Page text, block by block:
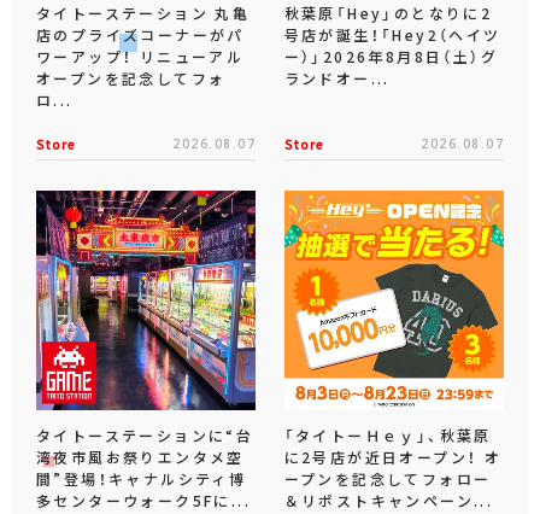
タイトーステーション 丸亀
店のプライズコーナーがパ
ワーアップ！ リニューアル
オープンを記念してフォ
ロ...
Store 2026.08.07
秋葉原「Hey」のとなりに2
号店が誕生！「Hey2（ヘイツ
ー）」2026年8月8日（土）グ
ランドオー...
Store 2026.08.07
タイトーステーションに“台
湾夜市風お祭りエンタメ空
間”登場！キャナルシティ博
多センターウォーク5Fに...
「タイトーＨｅｙ」、秋葉原
に2号店が近日オープン！ オ
ープンを記念してフォロー
＆リポストキャンペーン...